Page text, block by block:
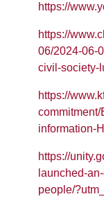
https://
https://
06/2024-06-
civil-society-
https://
information-
https://
launched-
people/